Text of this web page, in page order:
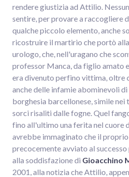
rendere giustizia ad Attilio.
sentire, per provare a raccogliere
qualche piccolo elemento, anche
ricostruire il martirio che portò
urologo, che, nell'uragano che
professor Manca, da figlio amato
era divenuto perfino vittima, oltre
anche delle infamie abominevoli
borghesia barcellonese, simile nei
sorci risaliti dalle fogne. Quel
fino all'ultimo una ferita nel cuore
avrebbe immaginato che il
precocemente avviato al
alla soddisfazione di Gioacchino
2001, alla notizia che Attilio,